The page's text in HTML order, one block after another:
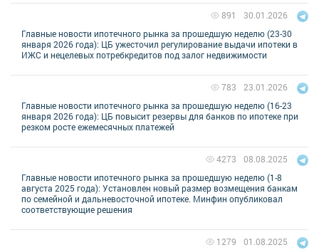
Главные новости ипотечного рынка за прошедшую неделю (23-30
января 2026 года): ЦБ ужесточил регулирование выдачи ипотеки в
ИЖС и нецелевых потребкредитов под залог недвижимости
30.01.2026
891
Главные новости ипотечного рынка за прошедшую неделю (16-23
января 2026 года): ЦБ повысит резервы для банков по ипотеке при
резком росте ежемесячных платежей
23.01.2026
783
Главные новости ипотечного рынка за прошедшую неделю (1-8
августа 2025 года): Установлен новый размер возмещения банкам
по семейной и дальневосточной ипотеке. Минфин опубликовал
соответствующие решения
08.08.2025
4273
01.08.2025
1279